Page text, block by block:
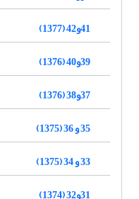
41و42 (1377)
39و40 (1376)
37و38 (1376)
35 و 36 (1375)
33 و 34 (1375)
31و32 (1374)